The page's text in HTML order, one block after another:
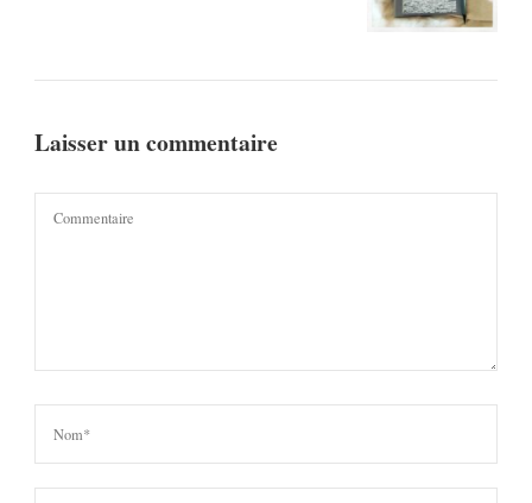
Laisser un commentaire